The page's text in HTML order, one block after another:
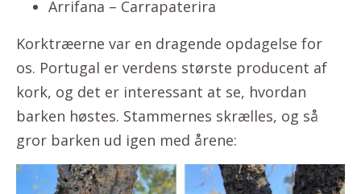
Arrifana – Carrapaterira
Korktræerne var en dragende opdagelse for
os. Portugal er verdens største producent af
kork, og det er interessant at se, hvordan
barken høstes. Stammernes skrælles, og så
gror barken ud igen med årene: